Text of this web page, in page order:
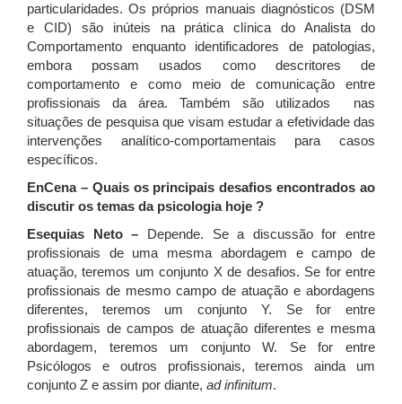
particularidades. Os próprios manuais diagnósticos (DSM
e CID) são inúteis na prática clínica do Analista do
Comportamento enquanto identificadores de patologias,
embora possam usados como descritores de
comportamento e como meio de comunicação entre
profissionais da área. Também são utilizados nas
situações de pesquisa que visam estudar a efetividade das
intervenções analítico-comportamentais para casos
específicos.
EnCena – Quais os principais desafios encontrados ao
discutir os temas da psicologia hoje ?
Esequias Neto – Depende. Se a discussão for entre
profissionais de uma mesma abordagem e campo de
atuação, teremos um conjunto X de desafios. Se for entre
profissionais de mesmo campo de atuação e abordagens
diferentes, teremos um conjunto Y. Se for entre
profissionais de campos de atuação diferentes e mesma
abordagem, teremos um conjunto W. Se for entre
Psicólogos e outros profissionais, teremos ainda um
conjunto Z e assim por diante, ad infinitum.